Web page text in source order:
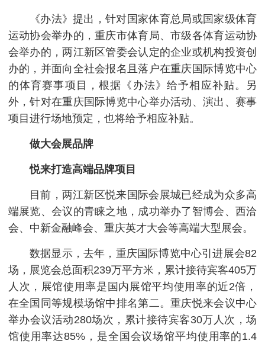
《办法》提出，针对国家体育总局或国家级体育
运动协会举办的，重庆市体育局、市级各体育运动协
会举办的，两江新区管委会认定的企业或机构投资创
办的，并面向全社会报名且落户在重庆国际博览中心
的体育赛事项目，根据《办法》给予相应补贴。另
外，针对在重庆国际博览中心举办活动、演出、赛事
项目进行场地预定，也将给予相应补贴。
做大会展品牌
悦来打造高端品牌项目
目前，两江新区悦来国际会展城已经成为众多高
端展览、会议的青睐之地，成功举办了智博会、西洽
会、中新金融峰会、重庆英才大会等高端大型展会。
数据显示，去年，重庆国际博览中心引进展会82
场，展览会总面积239万平方米，累计接待宾客405万
人次，展馆使用率是国内展馆平均使用率的近2倍，
在全国同等规模场馆中排名第二。重庆悦来会议中心
举办会议活动280场次，累计接待宾客30万人次，场
馆使用率达85%，是全国会议场馆平均使用率的1.4